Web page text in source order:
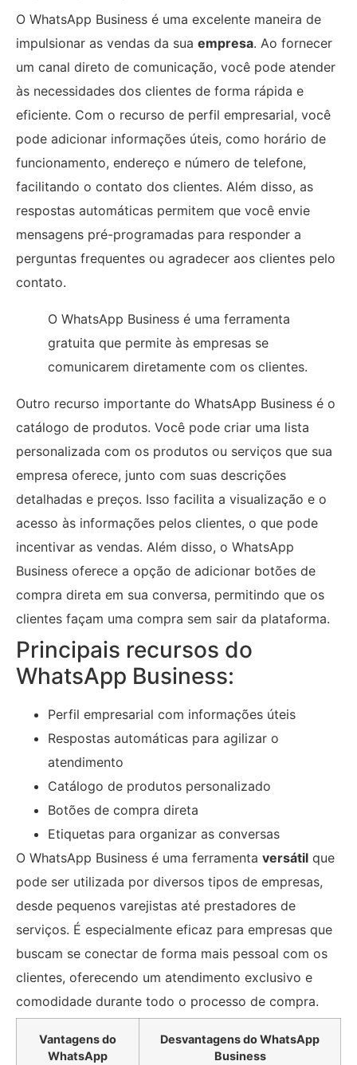
O WhatsApp Business é uma excelente maneira de
impulsionar as vendas da sua empresa. Ao fornecer
um canal direto de comunicação, você pode atender
às necessidades dos clientes de forma rápida e
eficiente. Com o recurso de perfil empresarial, você
pode adicionar informações úteis, como horário de
funcionamento, endereço e número de telefone,
facilitando o contato dos clientes. Além disso, as
respostas automáticas permitem que você envie
mensagens pré-programadas para responder a
perguntas frequentes ou agradecer aos clientes pelo
contato.
O WhatsApp Business é uma ferramenta
gratuita que permite às empresas se
comunicarem diretamente com os clientes.
Outro recurso importante do WhatsApp Business é o
catálogo de produtos. Você pode criar uma lista
personalizada com os produtos ou serviços que sua
empresa oferece, junto com suas descrições
detalhadas e preços. Isso facilita a visualização e o
acesso às informações pelos clientes, o que pode
incentivar as vendas. Além disso, o WhatsApp
Business oferece a opção de adicionar botões de
compra direta em sua conversa, permitindo que os
clientes façam uma compra sem sair da plataforma.
Principais recursos do
WhatsApp Business:
Perfil empresarial com informações úteis
Respostas automáticas para agilizar o
atendimento
Catálogo de produtos personalizado
Botões de compra direta
Etiquetas para organizar as conversas
O WhatsApp Business é uma ferramenta versátil que
pode ser utilizada por diversos tipos de empresas,
desde pequenos varejistas até prestadores de
serviços. É especialmente eficaz para empresas que
buscam se conectar de forma mais pessoal com os
clientes, oferecendo um atendimento exclusivo e
comodidade durante todo o processo de compra.
Vantagens do
WhatsApp
Desvantagens do WhatsApp
Business